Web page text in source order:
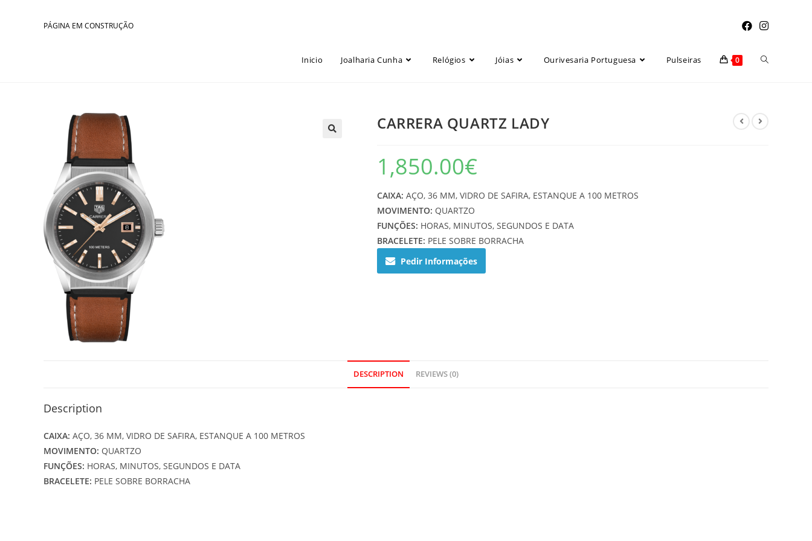
PÁGINA EM CONSTRUÇÃO
Inicio Joalharia Cunha Relógios Jóias Ourivesaria Portuguesa Pulseiras 0 Toggle
CARRERA QUARTZ LADY
1,850.00€
CAIXA: AÇO, 36 MM, VIDRO DE SAFIRA, ESTANQUE A 100 METROS
MOVIMENTO: QUARTZO
FUNÇÕES: HORAS, MINUTOS, SEGUNDOS E DATA
BRACELETE: PELE SOBRE BORRACHA
Pedir Informações
DESCRIPTION REVIEWS (0)
Description
CAIXA: AÇO, 36 MM, VIDRO DE SAFIRA, ESTANQUE A 100 METROS
MOVIMENTO: QUARTZO
FUNÇÕES: HORAS, MINUTOS, SEGUNDOS E DATA
BRACELETE: PELE SOBRE BORRACHA